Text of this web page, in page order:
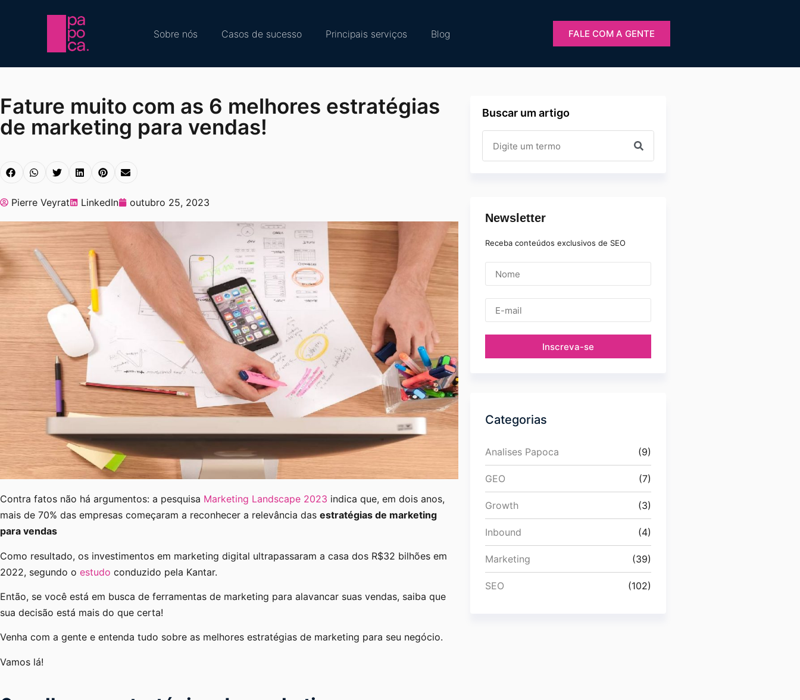
Sobre nós Casos de sucesso Principais serviços Blog FALE COM A GENTE
Fature muito com as 6 melhores estratégias
de marketing para vendas!
Pierre Veyrat LinkedIn outubro 25, 2023
Contra fatos não há argumentos: a pesquisa Marketing Landscape 2023 indica que, em dois anos,
mais de 70% das empresas começaram a reconhecer a relevância das estratégias de marketing
para vendas
Como resultado, os investimentos em marketing digital ultrapassaram a casa dos R$32 bilhões em
2022, segundo o estudo conduzido pela Kantar.
Então, se você está em busca de ferramentas de marketing para alavancar suas vendas, saiba que
sua decisão está mais do que certa!
Venha com a gente e entenda tudo sobre as melhores estratégias de marketing para seu negócio.
Vamos lá!
Buscar um artigo
Newsletter
Receba conteúdos exclusivos de SEO
Inscreva-se
Categorias
Analises Papoca (9)
GEO (7)
Growth (3)
Inbound (4)
Marketing (39)
SEO (102)